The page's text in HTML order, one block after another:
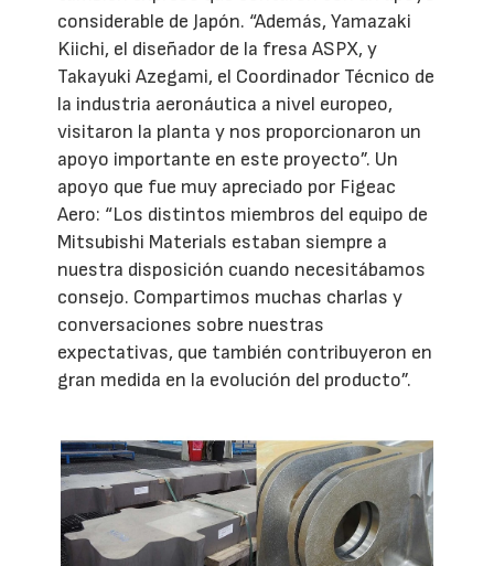
considerable de Japón. “Además, Yamazaki
Kiichi, el diseñador de la fresa ASPX, y
Takayuki Azegami, el Coordinador Técnico de
la industria aeronáutica a nivel europeo,
visitaron la planta y nos proporcionaron un
apoyo importante en este proyecto”. Un
apoyo que fue muy apreciado por Figeac
Aero: “Los distintos miembros del equipo de
Mitsubishi Materials estaban siempre a
nuestra disposición cuando necesitábamos
consejo. Compartimos muchas charlas y
conversaciones sobre nuestras
expectativas, que también contribuyeron en
gran medida en la evolución del producto”.